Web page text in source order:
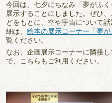
今回は、七夕にちなみ「夢がふ
展示することにしました。ぜひ
どをもとに、空や宇宙について
細は、 絵本の展示コーナー「夢
覧ください。
なお、企画展示コーナーに隣接
で、こちらもご利用ください。